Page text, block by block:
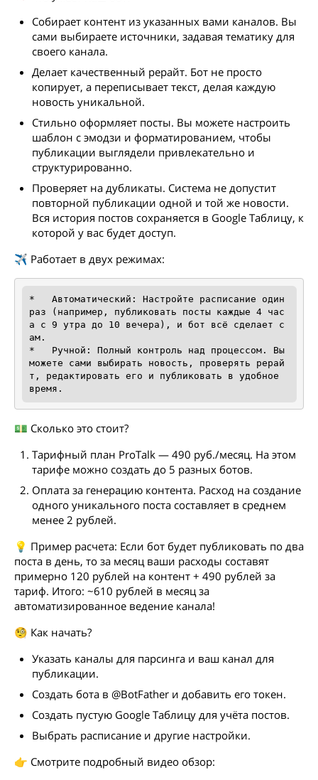
Собирает контент из указанных вами каналов. Вы
сами выбираете источники, задавая тематику для
своего канала.
Делает качественный рерайт. Бот не просто
копирует, а переписывает текст, делая каждую
новость уникальной.
Стильно оформляет посты. Вы можете настроить
шаблон с эмодзи и форматированием, чтобы
публикации выглядели привлекательно и
структурированно.
Проверяет на дубликаты. Система не допустит
повторной публикации одной и той же новости.
Вся история постов сохраняется в Google Таблицу, к
которой у вас будет доступ.
✈️ Работает в двух режимах:
*   Автоматический: Настройте расписание один
раз (например, публиковать посты каждые 4 час
а с 9 утра до 10 вечера), и бот всё сделает с
ам.
*   Ручной: Полный контроль над процессом. Вы
можете сами выбирать новость, проверять рерай
т, редактировать его и публиковать в удобное
время.
💵 Сколько это стоит?
Тарифный план ProTalk — 490 руб./месяц. На этом
тарифе можно создать до 5 разных ботов.
Оплата за генерацию контента. Расход на создание
одного уникального поста составляет в среднем
менее 2 рублей.
💡 Пример расчета: Если бот будет публиковать по два
поста в день, то за месяц ваши расходы составят
примерно 120 рублей на контент + 490 рублей за
тариф. Итого: ~610 рублей в месяц за
автоматизированное ведение канала!
🧐 Как начать?
Указать каналы для парсинга и ваш канал для
публикации.
Создать бота в @BotFather и добавить его токен.
Создать пустую Google Таблицу для учёта постов.
Выбрать расписание и другие настройки.
👉 Смотрите подробный видео обзор: